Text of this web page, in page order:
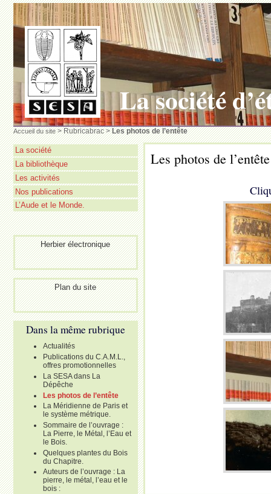
La société
Accueil du site> Rubricabrac >Les photos de l’entête
Les photos de l’entête
La société
La bibliothèque
Les activités
Nos publications
L’Aude et le Monde.
Herbier électronique
Plan du site
Dans la même rubrique
Actualités
Publications du C.A.M.L.,
offres promotionnelles
La SESA dans La
Dépêche
Les photos de l’entête
La Méridienne de Paris et
le système métrique.
Sommaire de l’ouvrage :
La Pierre, le Métal, l’Eau et
le Bois.
Quelques plantes du Bois
du Chapitre.
Auteurs de l’ouvrage : La
pierre, le métal, l’eau et le
bois :